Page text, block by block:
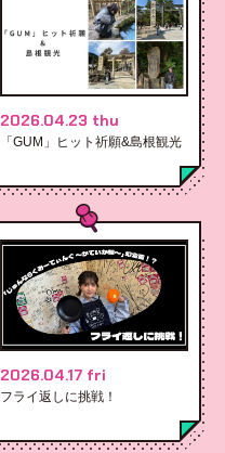
2026.04.23 thu
「GUM」ヒット祈願&島根観光
2026.04.17 fri
フライ返しに挑戦！